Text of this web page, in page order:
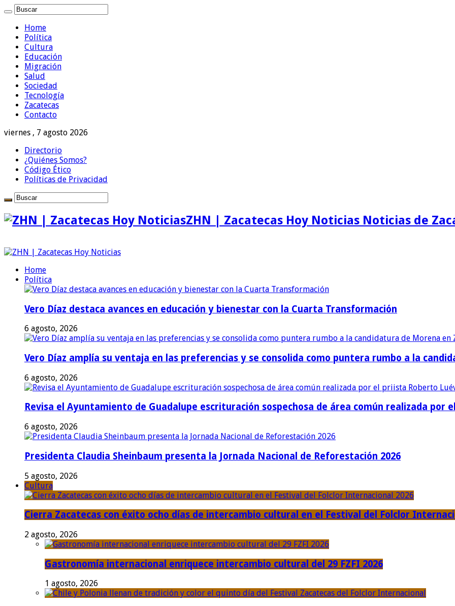
Home
Política
Cultura
Educación
Migración
Salud
Sociedad
Tecnología
Zacatecas
Contacto
viernes , 7 agosto 2026
Directorio
¿Quiénes Somos?
Código Ético
Políticas de Privacidad
ZHN | Zacatecas Hoy Noticias Noticias de
Home
Política
Vero Díaz destaca avances en educación y bienestar con la Cuarta Transformación
6 agosto, 2026
Vero Díaz amplía su ventaja en las preferencias y se consolida como puntera rumbo a la
6 agosto, 2026
Revisa el Ayuntamiento de Guadalupe escrituración sospechosa de área común realizada por
6 agosto, 2026
Presidenta Claudia Sheinbaum presenta la Jornada Nacional de Reforestación 2026
5 agosto, 2026
Cultura
Cierra Zacatecas con éxito ocho días de intercambio cultural en el Festival del Folclor
2 agosto, 2026
Gastronomía internacional enriquece intercambio cultural del 29 FZFI 2026
1 agosto, 2026